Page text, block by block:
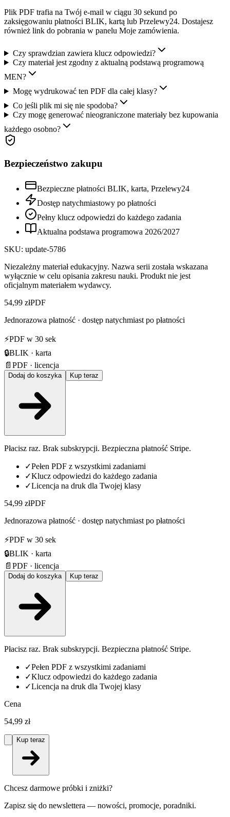
Plik PDF trafia na Twój e-mail w ciągu 30 sekund po
zaksięgowaniu płatności BLIK, kartą lub Przelewy24. Dostajesz
również link do pobrania w panelu Moje zamówienia.
Czy sprawdzian zawiera klucz odpowiedzi?
Czy materiał jest zgodny z aktualną podstawą programową
MEN?
Mogę wydrukować ten PDF dla całej klasy?
Co jeśli plik mi się nie spodoba?
Czy mogę generować nieograniczone materiały bez kupowania
każdego osobno?
Bezpieczeństwo zakupu
Bezpieczne płatności BLIK, karta, Przelewy24
Dostęp natychmiastowy po płatności
Pełny klucz odpowiedzi do każdego zadania
Aktualna podstawa programowa 2026/2027
SKU: update-5786
Niezależny materiał edukacyjny. Nazwa serii została wskazana
wyłącznie w celu opisania zakresu nauki. Produkt nie jest
oficjalnym materiałem wydawcy.
54,99 złPDF
Jednorazowa płatność · dostęp natychmiast po płatności
⚡PDF w 30 sek
🔒BLIK · karta
📄 PDF · licencja
Dodaj do koszyka Kup teraz
Płacisz raz. Brak subskrypcji. Bezpieczna płatność Stripe.
✓Pełen PDF z wszystkimi zadaniami
✓Klucz odpowiedzi do każdego zadania
✓Licencja na druk dla Twojej klasy
54,99 złPDF
Jednorazowa płatność · dostęp natychmiast po płatności
⚡PDF w 30 sek
🔒BLIK · karta
📄 PDF · licencja
Dodaj do koszyka Kup teraz
Płacisz raz. Brak subskrypcji. Bezpieczna płatność Stripe.
✓Pełen PDF z wszystkimi zadaniami
✓Klucz odpowiedzi do każdego zadania
✓Licencja na druk dla Twojej klasy
Cena
54,99 zł
Kup teraz
Chcesz darmowe próbki i zniżki?
Zapisz się do newslettera — nowości, promocje, poradniki.